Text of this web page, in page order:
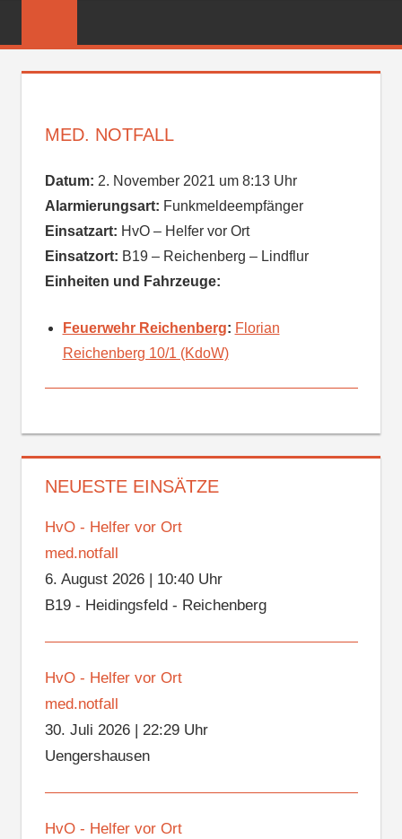
FEUERWEHR
MED. NOTFALL
Datum: 2. November 2021 um 8:13 Uhr
Alarmierungsart: Funkmeldeempfänger
Einsatzart: HvO – Helfer vor Ort
Einsatzort: B19 – Reichenberg – Lindflur
Einheiten und Fahrzeuge:
Feuerwehr Reichenberg: Florian
Reichenberg 10/1 (KdoW)
NEUESTE EINSÄTZE
HvO - Helfer vor Ort
med.notfall
6. August 2026| 10:40 Uhr
B19 - Heidingsfeld - Reichenberg
HvO - Helfer vor Ort
med.notfall
30. Juli 2026| 22:29 Uhr
Uengershausen
HvO - Helfer vor Ort